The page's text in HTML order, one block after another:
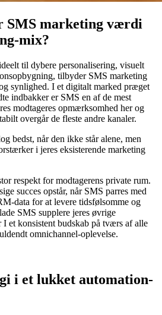
SMS marketing værdi
mix?
til dybere personalisering, visuelt
tilbyder SMS marketing
synlighed. I et digitalt marked præget
indbakker er SMS en af de mest
modtageres opmærksomhed her og
overgår de fleste andre kanaler.
bedst, når den ikke står alene, men
i jeres eksisterende marketing
respekt for modtagerens private rum.
succes opstår, når SMS parres med
data for at levere tidsfølsomme og
SMS supplere jeres øvrige
I et konsistent budskab på tværs af alle
omnichannel-oplevelse.
i et lukket automation-